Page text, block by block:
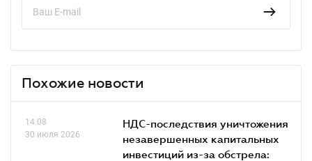
Похожие новости
14.08
30 июля 2026
НДС-последствия уничтожения
незавершенных капитальных
инвестиций из-за обстрела: